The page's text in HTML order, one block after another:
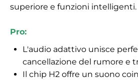
superiore e funzioni intelligenti.
Pro:
L'audio adattivo unisce
cancellazione del rumore e
Il chip H2 offre un suono